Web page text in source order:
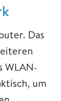
Das
WLAN-
um